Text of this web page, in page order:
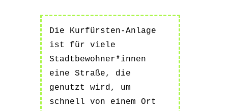
Die Kurfürsten-Anlage
ist für viele
Stadtbewohner*innen
eine Straße, die
genutzt wird, um
schnell von einem Ort